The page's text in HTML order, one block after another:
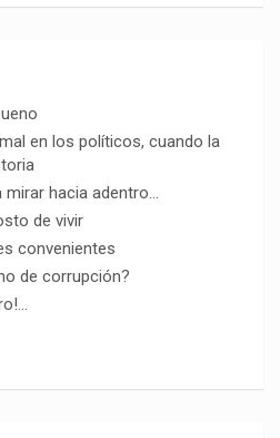
en los políticos, cuando la
hacia adentro…
de vivir
convenientes
de corrupción?